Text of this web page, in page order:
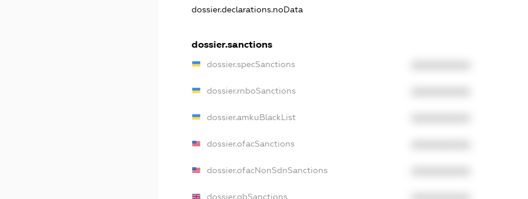
dossier.declarations.noData
dossier.sanctions
dossier.specSanctions
dossier.rnboSanctions
dossier.amkuBlackList
dossier.ofacSanctions
dossier.ofacNonSdnSanctions
dossier.gbSanctions